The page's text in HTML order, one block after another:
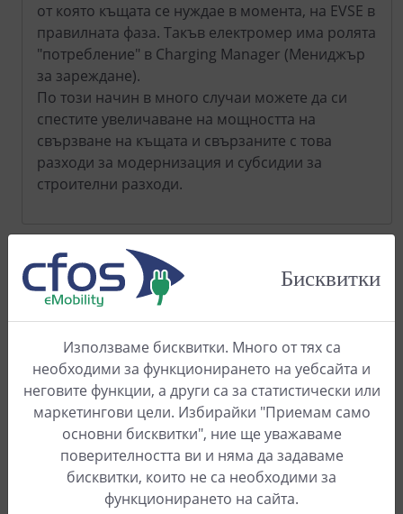
от която къщата се нуждае в момента, на EVSE в
правилната фаза. Такъв електромер има ролята
"потребление" в Charging Manager (Мениджър
за зареждане).
По този начин в много случаи можете да си
спестите увеличаване на мощността на
свързване на къщата и свързаните с това
разходи за модернизация и субсидии за
строителни разходи.
Измервателни уреди за големи токове:
За токове до около 80-100 А можете да
използвате измервателни уреди с директно
измервателния уред. За тази цел
измервателният уред трябва да бъде
конструиран така, че да издържа постоянно на
токовете.
В големите къщи се срещат по-големи токове,
затова е по-лесно да се прекарат фазите през
т.нар. измервателни трансформатори. Това са
бобини, в които се индуцира ток, когато по
Бисквитки
Използваме бисквитки. Много от тях са
необходими за функционирането на уебсайта и
неговите функции, а други са за статистически или
маркетингови цели. Избирайки "Приемам само
основни бисквитки", ние ще уважаваме
поверителността ви и няма да задаваме
бисквитки, които не са необходими за
функционирането на сайта.